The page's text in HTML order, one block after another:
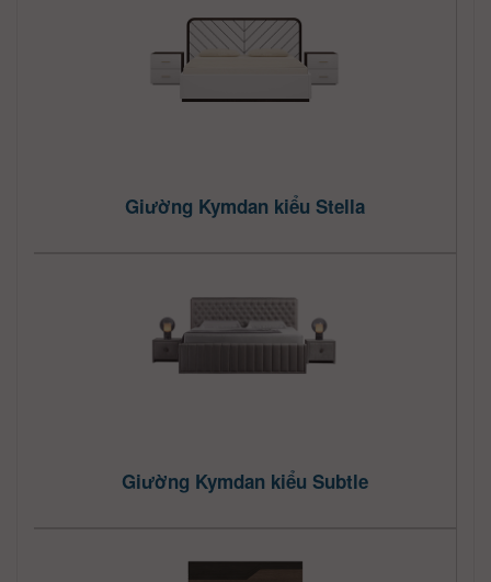
Giường Kymdan kiểu Stella
Giường Kymdan kiểu Subtle